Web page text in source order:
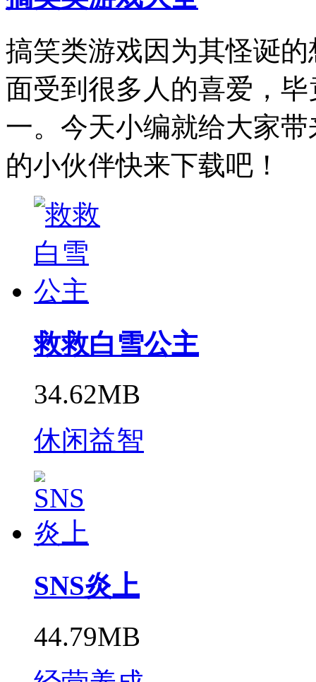
搞笑类游戏因为其怪诞
面受到很多人的喜爱，
一。今天小编就给大家
的小伙伴快来下载吧！
救救白雪公主
34.62MB
休闲益智
SNS炎上
44.79MB